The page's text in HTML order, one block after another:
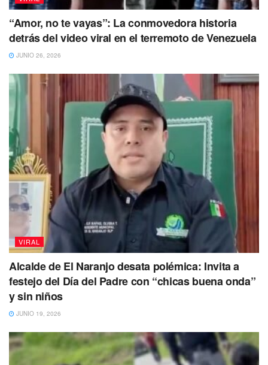
“Amor, no te vayas”: La conmovedora historia
detrás del video viral en el terremoto de Venezuela
JUNIO 26, 2026
VIRAL
Alcalde de El Naranjo desata polémica: Invita a
festejo del Día del Padre con “chicas buena onda”
y sin niños
JUNIO 19, 2026